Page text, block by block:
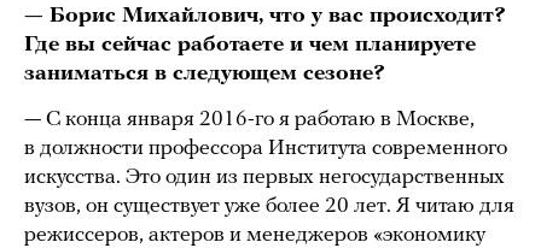
— Борис Михайлович, что у вас происходит?
Где вы сейчас работаете и чем планируете
заниматься в следующем сезоне?
— С конца января 2016-го я работаю в Москве,
в должности профессора Института современного
искусства. Это один из первых негосударственных
вузов, он существует уже более 20 лет. Я читаю для
режиссеров, актеров и менеджеров «экономику